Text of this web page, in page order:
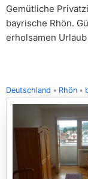
Gemütliche
bayrische Rhön.
erholsamen
Deutschland Rhön